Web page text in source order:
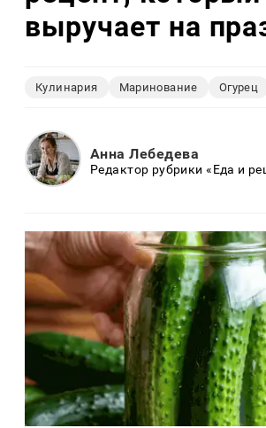
выручает на
Кулинария Маринование Огурец
Анна Лебедева
Редактор рубрики «Еда и